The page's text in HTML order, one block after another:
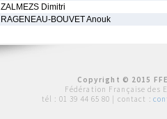
ZALMEZS Dimitri
RAGENEAU-BOUVET Anouk
Copyright © 2015
Fédération Française des
tél : 01 39 44 65 80 | contact :